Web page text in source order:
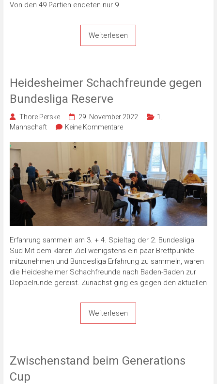
Von den 49 Partien endeten nur 9
Weiterlesen
Heidesheimer Schachfreunde gegen
Bundesliga Reserve
Thore Perske 29. November 2022
1.
Mannschaft
Keine Kommentare
Erfahrung sammeln am 3. + 4. Spieltag der 2. Bundesliga
Süd Mit dem klaren Ziel wenigstens ein paar Brettpunkte
mitzunehmen und Bundesliga Erfahrung zu sammeln, waren
die Heidesheimer Schachfreunde nach Baden-Baden zur
Doppelrunde gereist. Zunächst ging es gegen den aktuellen
Weiterlesen
Zwischenstand beim Generations
Cup